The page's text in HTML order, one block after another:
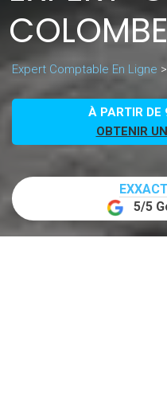
Expert Comptable En Ligne >
À PARTIR
OBTENIR
5/5